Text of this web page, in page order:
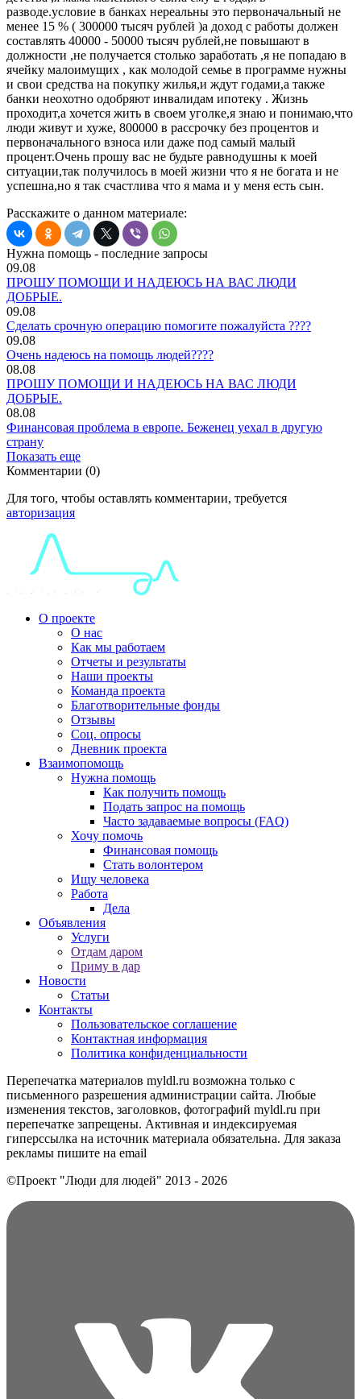
разводе.условие в банках нереальны это первоначальный не
менее 15 % ( 300000 тысяч рублей )а доход с работы должен
составлять 40000 - 50000 тысяч рублей,не повышают в
должности ,не получается столько заработать ,я не попадаю в
ячейку малоимущих , как молодой семье в программе нужны
и свои средства на покупку жилья,и ждут годами,а также
банки неохотно одобряют инвалидам ипотеку . Жизнь
проходит,а хочется жить в своем уголке,я знаю и понимаю,что
люди живут и хуже, 800000 в рассрочку без процентов и
первоначального взноса или даже под самый малый
процент.Очень прошу вас не будьте равнодушны к моей
ситуации,так получилось в моей жизни что я не богата и не
успешна,но я так счастлива что я мама и у меня есть сын.
Расскажите о данном материале:
Нужна помощь - последние запросы
09.08
ПРОШУ ПОМОЩИ И НАДЕЮСЬ НА ВАС ЛЮДИ
ДОБРЫЕ.
09.08
Сделать срочную операцию помогите пожалуйста ????
09.08
Очень надеюсь на помощь людей????
08.08
ПРОШУ ПОМОЩИ И НАДЕЮСЬ НА ВАС ЛЮДИ
ДОБРЫЕ.
08.08
Финансовая проблема в европе. Беженец уехал в другую
страну
Показать еще
Комментарии (0)
Для того, чтобы оставлять комментарии, требуется
авторизация
О проекте
О нас
Как мы работаем
Отчеты и результаты
Наши проекты
Команда проекта
Благотворительные фонды
Отзывы
Соц. опросы
Дневник проекта
Взаимопомощь
Нужна помощь
Как получить помощь
Подать запрос на помощь
Часто задаваемые вопросы (FAQ)
Хочу помочь
Финансовая помощь
Стать волонтером
Ищу человека
Работа
Дела
Объявления
Услуги
Отдам даром
Приму в дар
Новости
Статьи
Контакты
Пользовательское соглашение
Контактная информация
Политика конфиденциальности
Перепечатка материалов myldl.ru возможна только с
письменного разрешения администрации сайта. Любые
изменения текстов, заголовков, фотографий myldl.ru при
перепечатке запрещены. Активная и индексируемая
гиперссылка на источник материала обязательна. Для заказа
рекламы пишите на еmail
©Проект "Люди для людей" 2013 - 2026